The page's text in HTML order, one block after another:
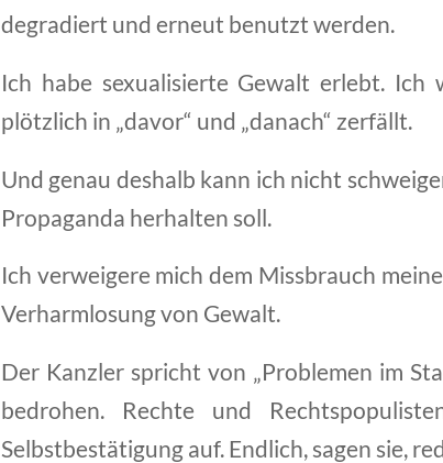
degradiert und erneut benutzt werden.
Ich habe sexualisierte Gewalt erlebt.
plötzlich in „davor“ und „danach“ zerfällt.
Und genau deshalb kann ich nicht
Propaganda herhalten soll.
Ich verweigere mich dem Missbrauch
Verharmlosung von Gewalt.
Der Kanzler spricht von „Problemen im
bedrohen. Rechte und
Selbstbestätigung auf. Endlich, sagen sie,